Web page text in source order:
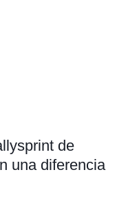
de
una diferencia